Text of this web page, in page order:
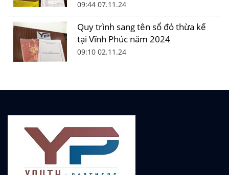
09:44 07.11.24
Quy trình sang tên sổ đỏ thừa kế
tại Vĩnh Phúc năm 2024
09:10 02.11.24